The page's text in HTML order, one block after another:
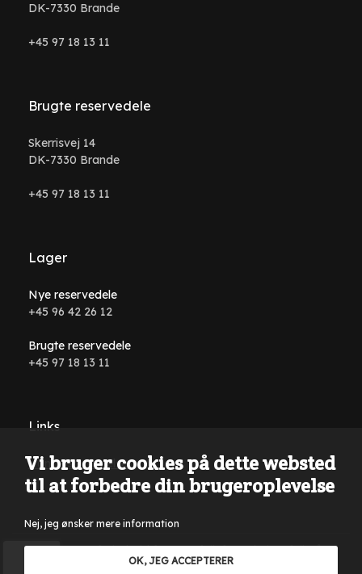
DK-7330 Brande
+45 97 18 13 11
Brugte reservedele
Skerrisvej 14
DK-7330 Brande
+45 97 18 13 11
Lager
Nye reservedele
+45 96 42 26 12
Brugte reservedele
+45 97 18 13 11
Links
Handelsbetingelser
Der tages forbehold for tastefejl, formuleringsfejl på
hjemmesiden samt i al annonceringsmateriale. Kun salg til
Vi bruger cookies på dette websted
til at forbedre din brugeroplevelse
Nej, jeg ønsker mere information
OK, JEG ACCEPTERER